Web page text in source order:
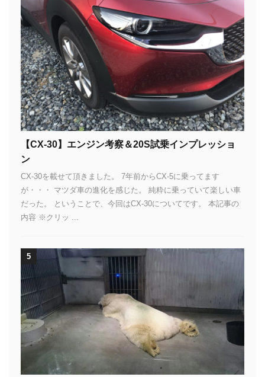
【CX-30】エンジン考察＆20S試乗インプレッショ
ン
CX-30を載せて頂きました。 7年前からCX-5に乗ってます
が・・・ マツダ車の進化を感じた。 純粋に乗っていて楽しい車
だった。 ということで、今回はCX-30についてです。 本記事の
内容 ※クリッ ...
5